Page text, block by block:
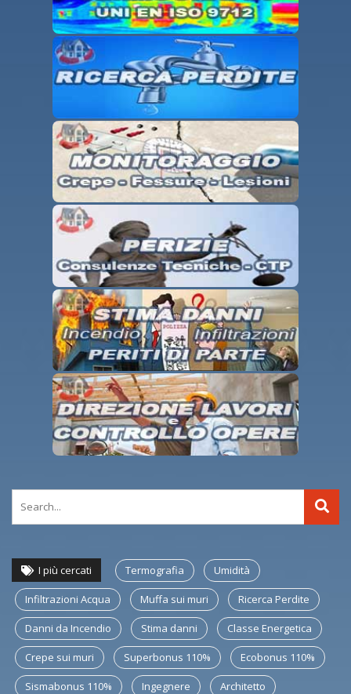
I più cercati Termografia Umidità
Infiltrazioni Acqua Muffa sui muri Ricerca Perdite
Danni da Incendio Stima danni Classe Energetica
Crepe sui muri Superbonus 110% Ecobonus 110%
Sismabonus 110% Ingegnere Architetto